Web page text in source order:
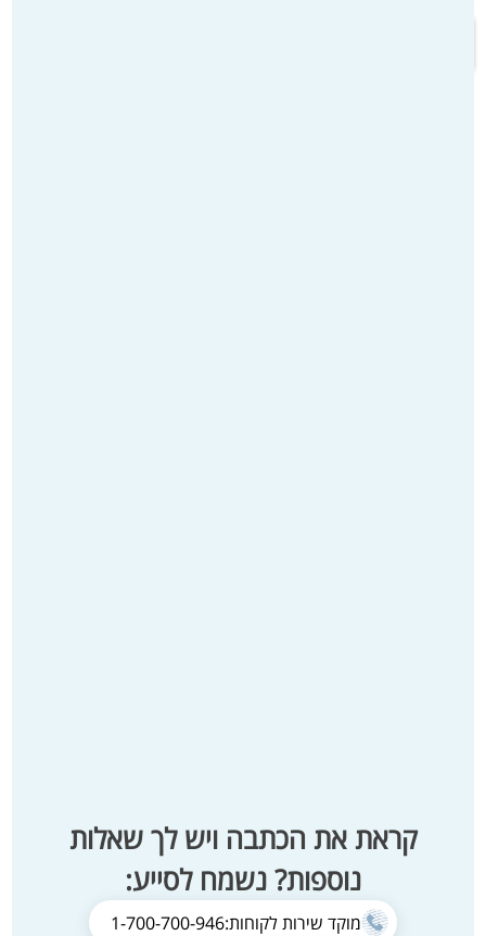
קראת את הכתבה ויש לך שאלות
נוספות? נשמח לסייע:
מוקד שירות לקוחות:1-700-700-946